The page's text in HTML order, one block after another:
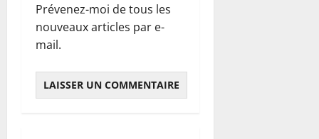
Prévenez-moi de tous les
nouveaux articles par e-
mail.